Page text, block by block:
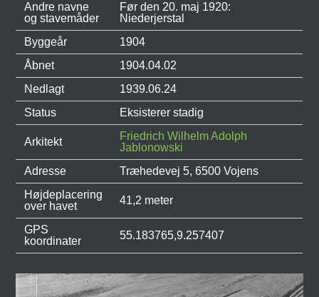
Andre navne
og stavemåder
Før den 20. maj 1920:
Niederjerstal
Byggeår
1904
Åbnet
1904.04.02
Nedlagt
1939.06.24
Status
Eksisterer stadig
Arkitekt
Friedrich Wilhelm Adolph
Jablonowski
Adresse
Træhedevej 5, 6500 Vojens
Højdeplacering
over havet
41,2 meter
GPS
koordinater
55.183765,9.257407